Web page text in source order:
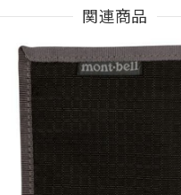
関連商品